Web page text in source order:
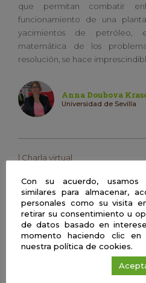
que permitan combatir
funcionamiento de una
yacimientos de petróleo,
matemática de los
resolución, se hace
Anna Doubova
Universidad de Sevilla
| Charla virtual
tu centro
| Charla virtual
Contando hasta el
Con su acuerdo, usamos
similares para almacenar,
personales como su visita
retirar su consentimiento u
de datos basado en
momento haciendo clic en
nuestra política de cookies.